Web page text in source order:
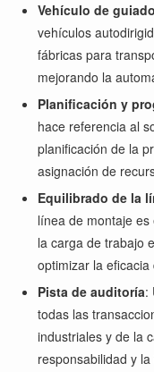
Vehículo de
vehículos
fábricas para
mejorando la
Planificación y
hace referencia al
planificación de la
asignación de
Equilibrado de la
línea de montaje
la carga de trabajo
optimizar la
Pista de auditoría:
todas las
industriales y de la
responsabilidad y